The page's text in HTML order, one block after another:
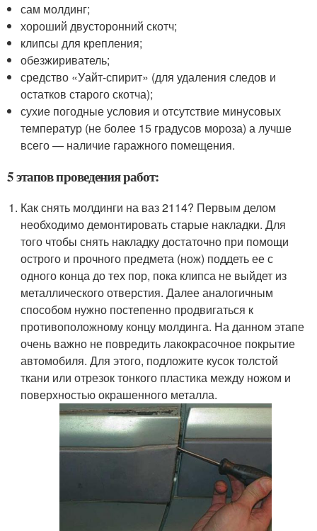
сам молдинг;
хороший двусторонний скотч;
клипсы для крепления;
обезжириватель;
средство «Уайт-спирит» (для удаления следов и
остатков старого скотча);
сухие погодные условия и отсутствие минусовых
температур (не более 15 градусов мороза) а лучше
всего — наличие гаражного помещения.
5 этапов проведения работ:
Как снять молдинги на ваз 2114? Первым делом
необходимо демонтировать старые накладки. Для
того чтобы снять накладку достаточно при помощи
острого и прочного предмета (нож) поддеть ее с
одного конца до тех пор, пока клипса не выйдет из
металлического отверстия. Далее аналогичным
способом нужно постепенно продвигаться к
противоположному концу молдинга. На данном этапе
очень важно не повредить лакокрасочное покрытие
автомобиля. Для этого, подложите кусок толстой
ткани или отрезок тонкого пластика между ножом и
поверхностью окрашенного металла.